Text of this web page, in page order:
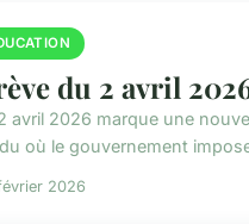
du 2 avril
avril 2026 marque une
où le gouvernement
2026